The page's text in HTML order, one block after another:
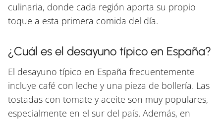
culinaria, donde cada región aporta su propio
toque a esta primera comida del día.
¿Cuál es el desayuno típico en España?
El desayuno típico en España frecuentemente
incluye café con leche y una pieza de bollería. Las
tostadas con tomate y aceite son muy populares,
especialmente en el sur del país. Además, en